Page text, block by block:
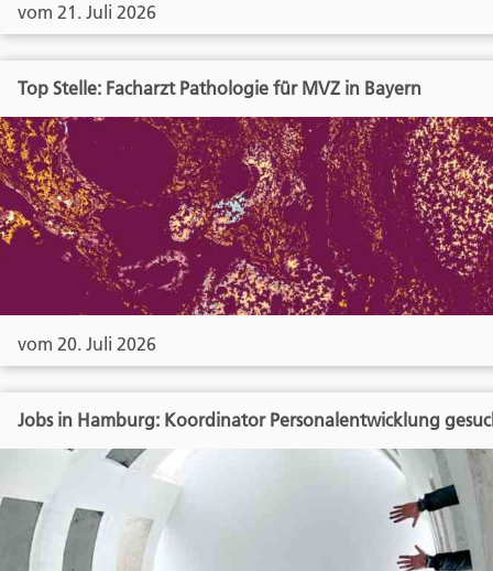
vom 21. Juli 2026
Top Stelle: Facharzt Pathologie für MVZ in Bayern
vom 20. Juli 2026
Jobs in Hamburg: Koordinator Personalentwicklung